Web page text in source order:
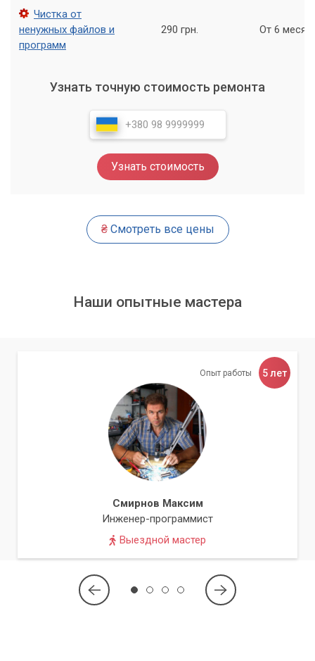
Чистка от
ненужных файлов и
программ
290 грн. От 6
Узнать точную стоимость ремонта
Узнать стоимость
₴Смотреть все цены
Наши опытные мастера
Опыт работы 5 лет
Смирнов Максим
Инженер-программист
Выездной мастер